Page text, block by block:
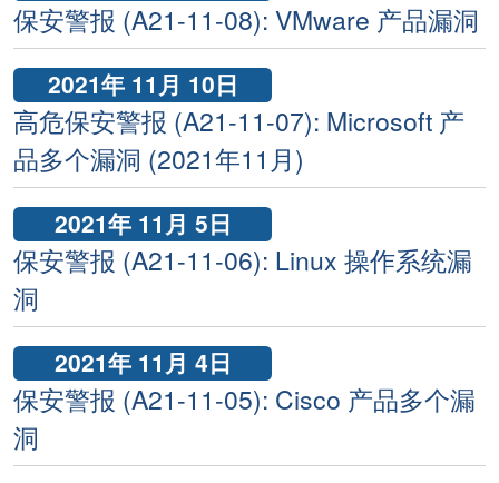
保安警报 (A21-11-08): VMware 产品漏洞
2021年 11月 10日
高危保安警报 (A21-11-07): Microsoft 产
品多个漏洞 (2021年11月)
2021年 11月 5日
保安警报 (A21-11-06): Linux 操作系统漏
洞
2021年 11月 4日
保安警报 (A21-11-05): Cisco 产品多个漏
洞